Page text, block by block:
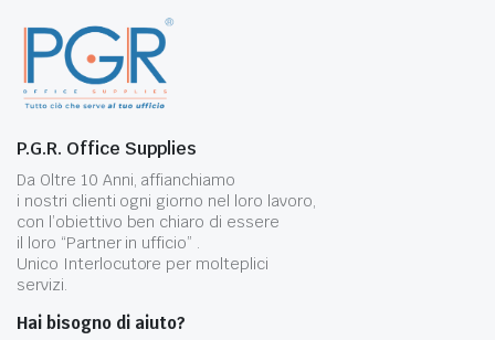
P.G.R. Office Supplies
Da Oltre 10 Anni, affianchiamo
i nostri clienti ogni giorno nel loro lavoro,
con l’obiettivo ben chiaro di essere
il loro “Partner in ufficio” .
Unico Interlocutore per molteplici
servizi.
Hai bisogno di aiuto?